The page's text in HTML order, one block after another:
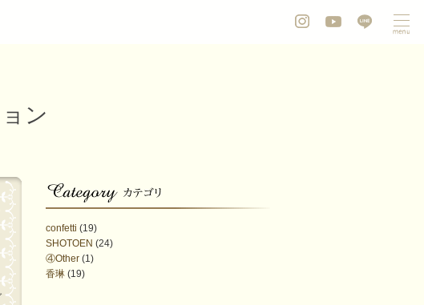
ン
confetti (19)
SHOTOEN (24)
④Other (1)
香琳 (19)